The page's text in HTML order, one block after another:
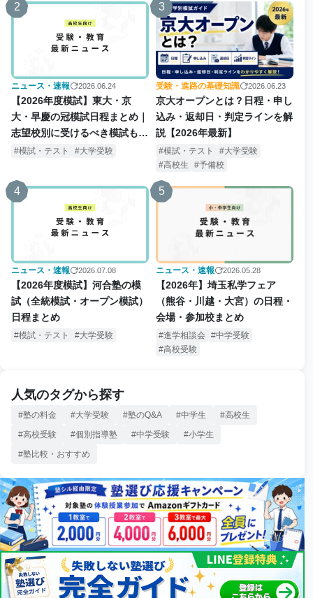
2
ニュース・速報 2026.06.24
【2026年度模試】東大・京
大・早慶の冠模試日程まとめ｜
志望校別に受けるべき模試も解
説模試・テスト 大学受験
3
受験・進路の基礎知識 2026.06.23
京大オープンとは？日程・申し
込み・返却日・判定ラインを解
説【2026年最新】
模試・テスト
大学受験
高校生
予備校
4
ニュース・速報 2026.07.08
【2026年度模試】河合塾の模
試（全統模試・オープン模試）
日程まとめ
模試・テスト 大学受験
5
ニュース・速報 2026.05.28
【2026年】埼玉私学フェア
（熊谷・川越・大宮）の日程・
会場・参加校まとめ
進学相談会
中学受験
高校受験
人気のタグから探す
塾の料金 大学受験 塾のQ&A 中学生
高校生
高校受験
個別指導塾 中学受験
小学生
塾比較・おすすめ